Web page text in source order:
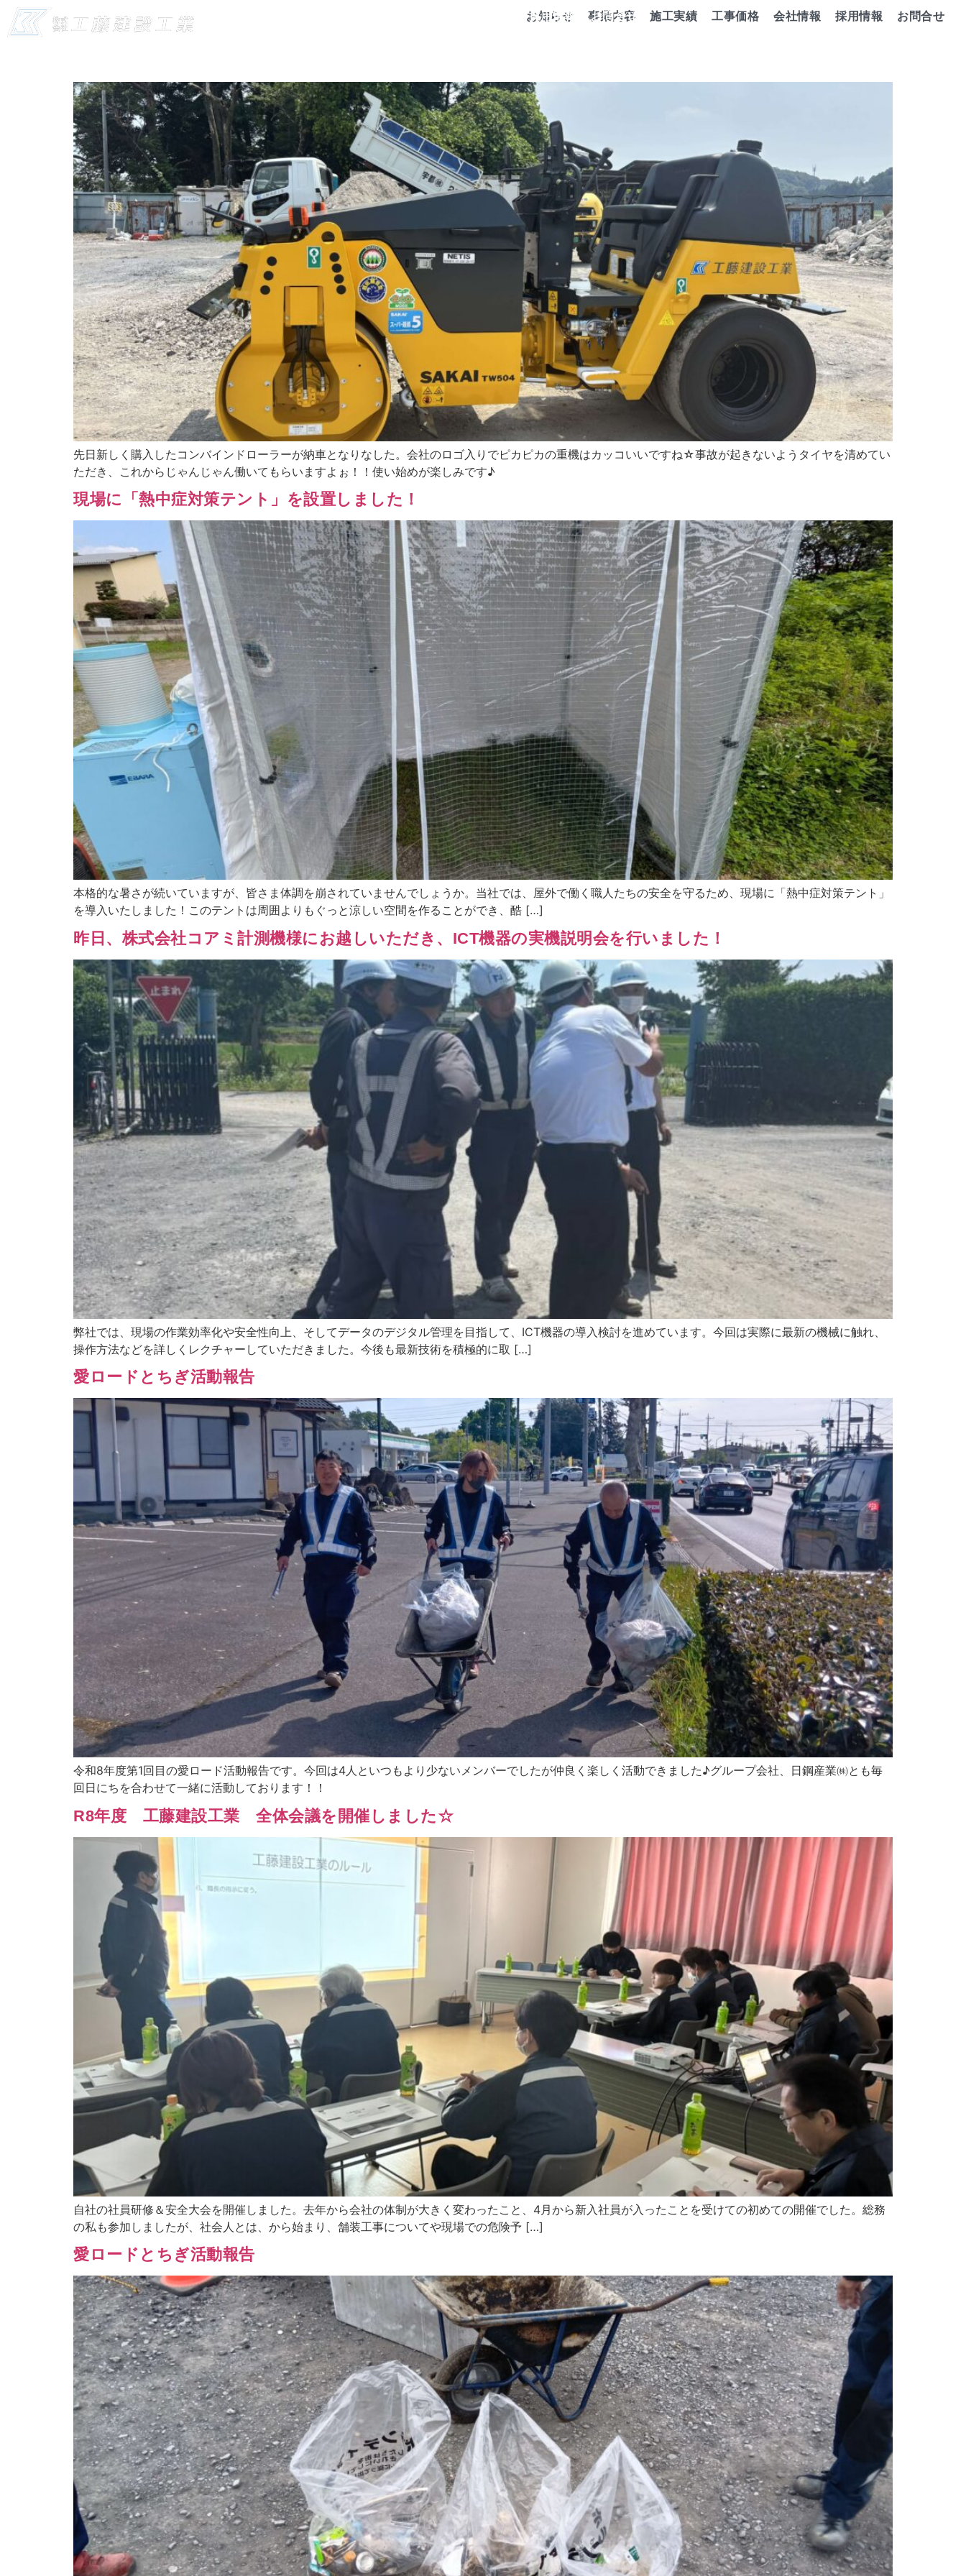
採用情報 お問合せ
お知らせ 事業内容 施工実績 工事価格 会社情報 採用情報 お問合せ
投稿者:kudo-kensetsu-toko-pr
先日新しく購入したコンバインドローラーが納車となりなした。会社のロゴ入りでピカピカの重機はカッコいいですね☆事故が起きないようタイヤを清めてい
ただき、これからじゃんじゃん働いてもらいますよぉ！！使い始めが楽しみです♪
現場に「熱中症対策テント」を設置しました！
本格的な暑さが続いていますが、皆さま体調を崩されていませんでしょうか。当社では、屋外で働く職人たちの安全を守るため、現場に「熱中症対策テント」
を導入いたしました！このテントは周囲よりもぐっと涼しい空間を作ることができ、酷 […]
昨日、株式会社コアミ計測機様にお越しいただき、ICT機器の実機説明会を行いました！
弊社では、現場の作業効率化や安全性向上、そしてデータのデジタル管理を目指して、ICT機器の導入検討を進めています。今回は実際に最新の機械に触れ、
操作方法などを詳しくレクチャーしていただきました。今後も最新技術を積極的に取 […]
愛ロードとちぎ活動報告
令和8年度第1回目の愛ロード活動報告です。今回は4人といつもより少ないメンバーでしたが仲良く楽しく活動できました♪グループ会社、日鋼産業㈱とも毎
回日にちを合わせて一緒に活動しております！！
R8年度 工藤建設工業 全体会議を開催しました☆
自社の社員研修＆安全大会を開催しました。去年から会社の体制が大きく変わったこと、4月から新入社員が入ったことを受けての初めての開催でした。総務
の私も参加しましたが、社会人とは、から始まり、舗装工事についてや現場での危険予 […]
愛ロードとちぎ活動報告